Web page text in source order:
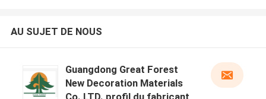
AU SUJET DE NOUS
Guangdong Great Forest
New Decoration Materials